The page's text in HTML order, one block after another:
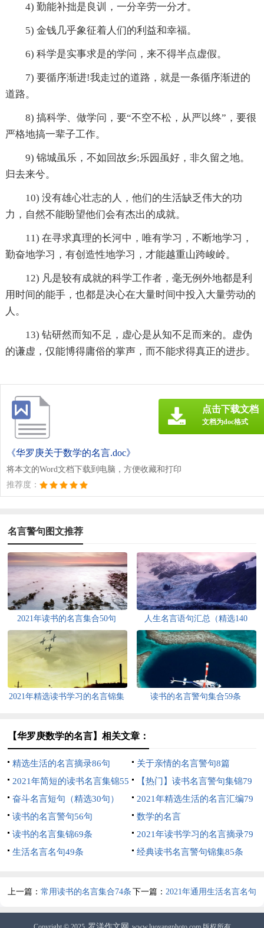
4) 勤能补拙是良训，一分辛劳一分才。
5) 金钱几乎象征着人们的利益和幸福。
6) 科学是实事求是的学问，来不得半点虚假。
7) 要循序渐进!我走过的道路，就是一条循序渐进的
道路。
8) 搞科学、做学问，要“不空不松，从严以终”，要很
严格地搞一辈子工作。
9) 锦城虽乐，不如回故乡;乐园虽好，非久留之地。
归去来兮。
10) 没有雄心壮志的人，他们的生活缺乏伟大的功
力，自然不能盼望他们会有杰出的成就。
11) 在寻求真理的长河中，唯有学习，不断地学习，
勤奋地学习，有创造性地学习，才能越重山跨峻岭。
12) 凡是较有成就的科学工作者，毫无例外地都是利
用时间的能手，也都是决心在大量时间中投入大量劳动的
人。
13) 钻研然而知不足，虚心是从知不足而来的。虚伪
的谦虚，仅能博得庸俗的掌声，而不能求得真正的进步。
《华罗庚关于数学的名言.doc》
将本文的Word文档下载到电脑，方便收藏和打印
推荐度：
点击下载文档
文档为doc格式
名言警句图文推荐
2021年读书的名言集合50句
人生名言语句汇总（精选140
句）
2021年精选读书学习的名言锦集
读书的名言警句集合59条
【华罗庚数学的名言】相关文章：
精选生活的名言摘录86句
关于亲情的名言警句8篇
2021年简短的读书名言集锦55
句
【热门】读书名言警句集锦79
条
奋斗名言短句（精选30句）
2021年精选生活的名言汇编79
句
读书的名言警句56句
数学的名言
读书的名言集锦69条
2021年读书学习的名言摘录79
句
生活名言名句49条 经典读书名言警句锦集85条
上一篇：常用读书的名言集合74条 下一篇： 2021年通用生活名言名句
摘录48条